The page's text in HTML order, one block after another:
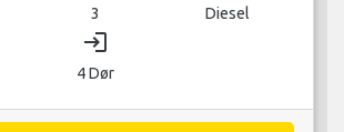
3 Diesel
login
4 Dør